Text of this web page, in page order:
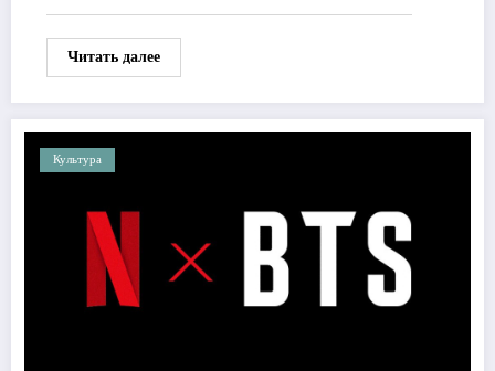
Читать далее
Культура